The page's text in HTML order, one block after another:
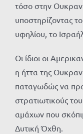
τόσο στην
υποστηρίζοντας
υφηλίου, το
Οι ίδιοι οι
η ήττα της
παταγωδώς να
στρατιωτικούς
αμάχων που
Δυτική Όχθη.